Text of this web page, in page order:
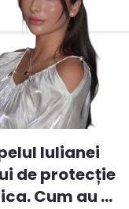
Iulianei
de protecție
Cum au ...